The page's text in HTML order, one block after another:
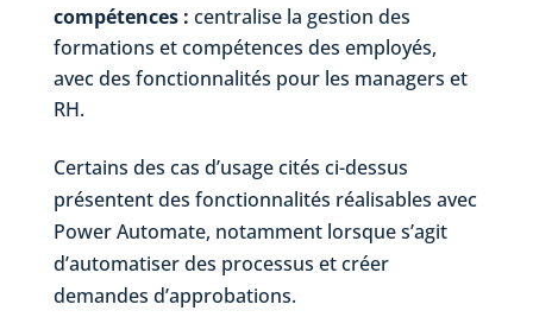
compétences : centralise la gestion des
formations et compétences des employés,
avec des fonctionnalités pour les managers et
RH.
Certains des cas d’usage cités ci-dessus
présentent des fonctionnalités réalisables avec
Power Automate, notamment lorsque s’agit
d’automatiser des processus et créer
demandes d’approbations.